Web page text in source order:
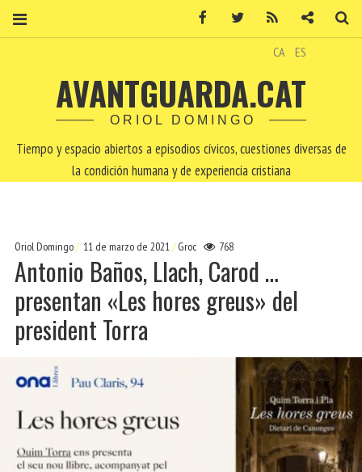
CA ES
AVANTGUARDA.CAT
ORIOL DOMINGO
Tiempo y espacio abiertos a episodios cívicos, cuestiones diversas de
la condición humana y de experiencia cristiana
Oriol Domingo 11 de marzo de 2021 Groc 768
Antonio Baños, Llach, Carod …
presentan «Les hores greus» del
president Torra
Facebook Twitter Contacto